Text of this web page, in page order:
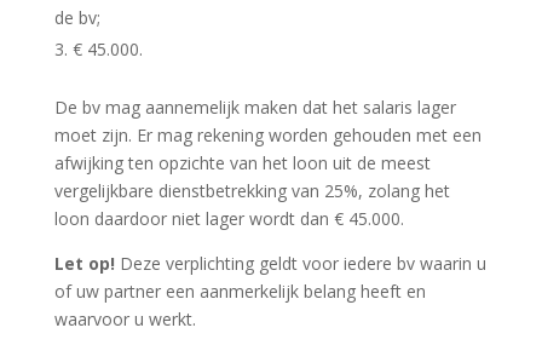
de bv;
€ 45.000.
De bv mag aannemelijk maken dat het salaris lager
moet zijn. Er mag rekening worden gehouden met een
afwijking ten opzichte van het loon uit de meest
vergelijkbare dienstbetrekking van 25%, zolang het
loon daardoor niet lager wordt dan € 45.000.
Let op! Deze verplichting geldt voor iedere bv waarin u
of uw partner een aanmerkelijk belang heeft en
waarvoor u werkt.